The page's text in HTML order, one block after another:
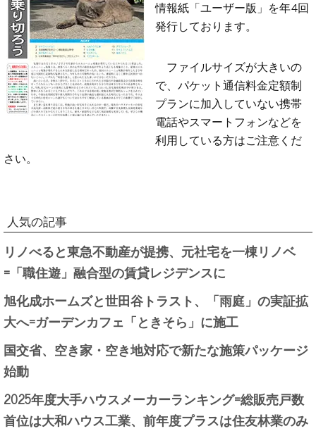
情報紙「ユーザー版」を年4回
発行しております。
ファイルサイズが大きいの
で、パケット通信料金定額制
プランに加入していない携帯
電話やスマートフォンなどを
利用している方はご注意くだ
さい。
人気の記事
リノべると東急不動産が提携、元社宅を一棟リノベ
=「職住遊」融合型の賃貸レジデンスに
旭化成ホームズと世田谷トラスト、「雨庭」の実証拡
大へ=ガーデンカフェ「ときそら」に施工
国交省、空き家・空き地対応で新たな施策パッケージ
始動
2025年度大手ハウスメーカーランキング=総販売戸数
首位は大和ハウス工業、前年度プラスは住友林業のみ